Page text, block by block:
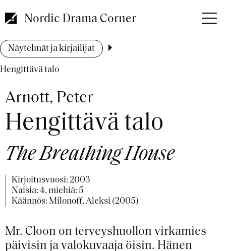
pääsisältöön
Nordic Drama Corner
Murupolku
Näytelmät ja kirjailijat
Hengittävä talo
Arnott, Peter
Hengittävä talo
The Breathing House
Kirjoitusvuosi: 2003
Naisia: 4, miehiä: 5
Käännös: Milonoff, Aleksi (2005)
Mr. Cloon on terveyshuollon virkamies
päivisin ja valokuvaaja öisin. Hänen